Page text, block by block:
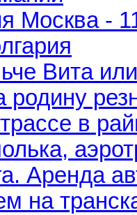
Москва -
Вита
родину
в
Аренда
на